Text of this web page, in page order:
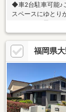
◆車2台駐車可能♪
スペースにゆとり
り確保できます！
も乾きやすく、毎
環境！スーパーま
に行ける便利な立
た、ご家族にぴ
ご体感ください！
福岡県